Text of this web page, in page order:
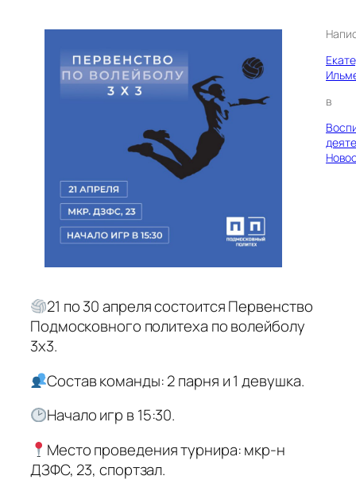
в
21 по 30 апреля состоится Первенство
Подмосковного политеха по волейболу
3х3.
Состав команды: 2 парня и 1 девушка.
Начало игр в 15:30.
Место проведения турнира: мкр-н
ДЗФС, 23, спортзал.